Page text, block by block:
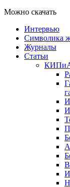
Можно скачать
Интервью
Символика
Журналы
Статьи